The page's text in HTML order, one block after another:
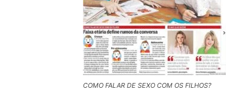
COMO FALAR DE SEXO COM OS FILHOS?